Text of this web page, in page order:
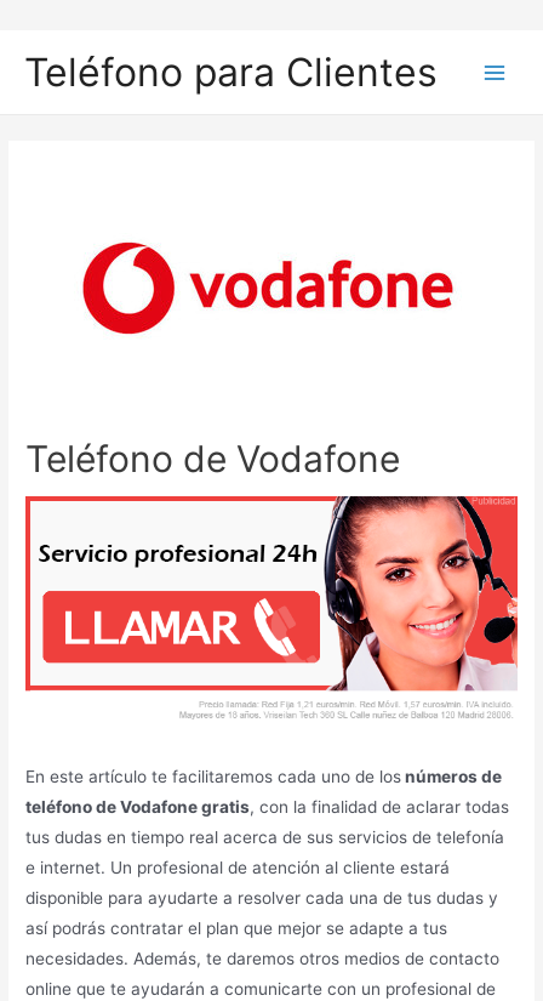
contenido
Teléfono para Clientes
Teléfono de Vodafone
En este artículo te facilitaremos cada uno de losnúmeros de
teléfono de Vodafone gratis, con la finalidad de aclarar todas
tus dudas en tiempo real acerca de sus servicios de telefonía
e internet. Un profesional de atención al cliente estará
disponible para ayudarte a resolver cada una de tus dudas y
así podrás contratar el plan que mejor se adapte a tus
necesidades. Además, te daremos otros medios de contacto
online que te ayudarán a comunicarte con un profesional de